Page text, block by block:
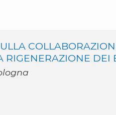
RIGENERAZIONE